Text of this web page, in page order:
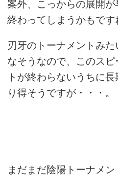
案外、こっからの展開
終わってしまうかもです
刃牙のトーナメントみ
なそうなので、このス
トが終わらないうちに
り得そうですが・・・。
まだまだ陰陽トーナメ